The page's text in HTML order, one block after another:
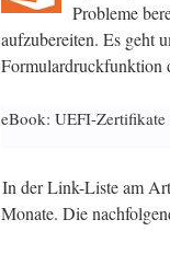
Probleme
aufzubereiten. Es geht
Formulardruckfunktion
eBook: UEFI-
In der Link-Liste am
Monate. Die